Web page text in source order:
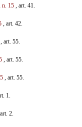
n. 15, art. 41.
, art. 42.
art. 55.
, art. 55.
, art. 55.
1.
2.